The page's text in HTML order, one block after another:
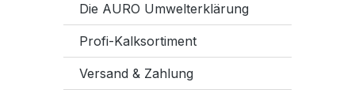
Die AURO Umwelterklärung
Profi-Kalksortiment
Versand & Zahlung